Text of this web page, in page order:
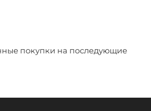
покупки на последующие